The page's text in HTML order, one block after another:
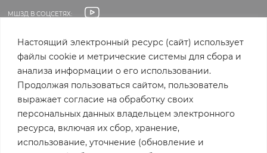
Настоящий электронный ресурс (сайт) использует
файлы cookie и метрические системы для сбора и
анализа информации о его использовании.
Продолжая пользоваться сайтом, пользователь
выражает согласие на обработку своих
персональных данных владельцем электронного
ресурса, включая их сбор, хранение,
использование, уточнение (обновление и
р
о
д
н
МШЗД В СОЦСЕТЯХ:
ЗАЩИЩЕНЫ
ПОЛИТИКА КОНФИДЕНЦИАЛЬНОСТИ